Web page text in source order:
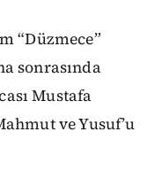
“Düzmece”
sonrasında
Mustafa
ve Yusuf’u